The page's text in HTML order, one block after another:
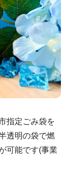
指定ごみ袋を
透明の袋で燃
可能です(事業